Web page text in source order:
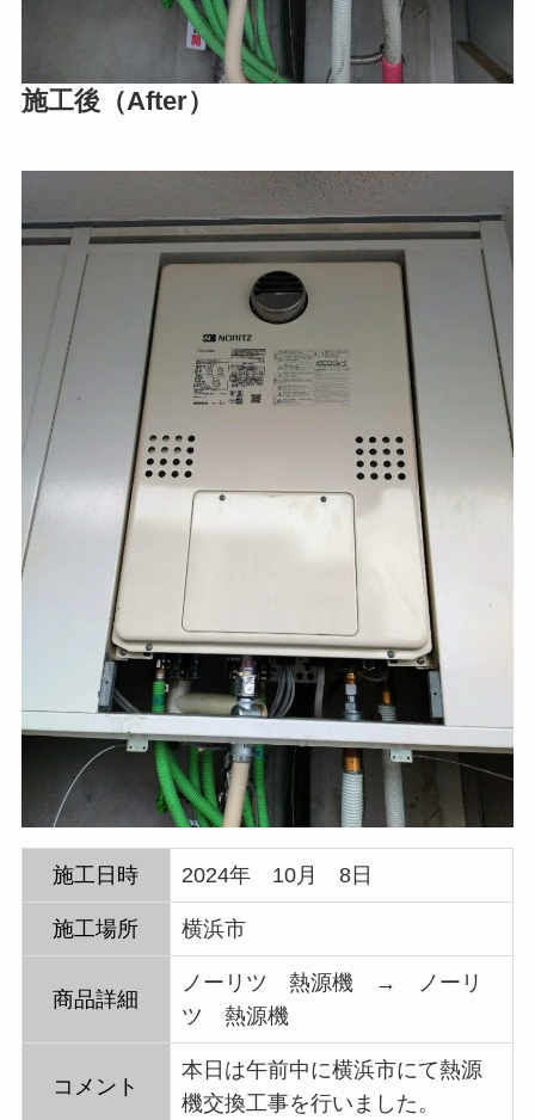
施工後（After）
施工日時 2024年 10月 8日
施工場所 横浜市
商品詳細
ノーリツ 熱源機 → ノーリ
ツ 熱源機
コメント
本日は午前中に横浜市にて熱源
機交換工事を行いました。